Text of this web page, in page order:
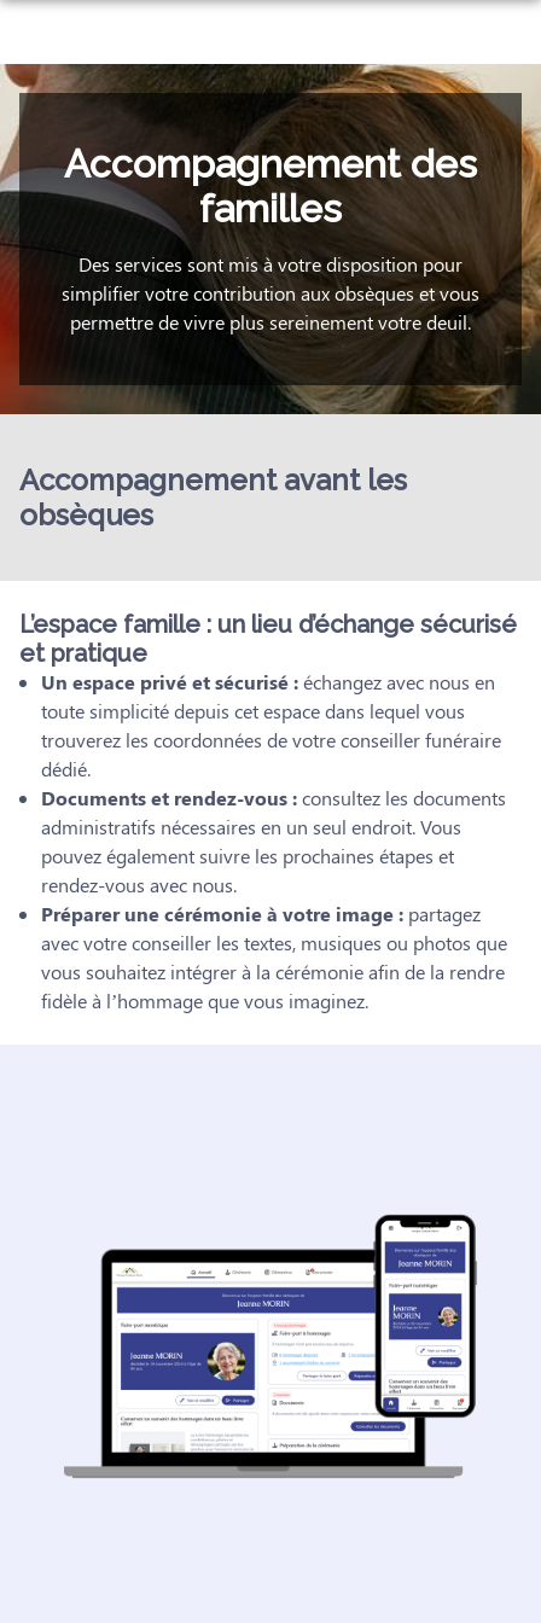
ORGANISER DES OBSÈQUES
PRÉVOIR SES OBSÈQUES
MONUMENTS FUNÉRAIRES
SERVICES AUX FAMILLES
NOTRE AGENCE
NOTRE CHAMBRE FUNERAIRE
NOTRE HISTOIRE
ESPACES HOMMAGES
Accompagnement des
familles
Des services sont mis à votre disposition pour
simplifier votre contribution aux obsèques et vous
permettre de vivre plus sereinement votre deuil.
Accompagnement avant les
obsèques
L’espace famille : un lieu d’échange sécurisé
et pratique
Un espace privé et sécurisé :échangez avec nous en
toute simplicité depuis cet espace dans lequel vous
trouverez les coordonnées de votre conseiller funéraire
dédié.
Documents et rendez-vous :consultez les documents
administratifs nécessaires en un seul endroit. Vous
pouvez également suivre les prochaines étapes et
rendez-vous avec nous.
Préparer une cérémonie à votre image : partagez
avec votre conseiller les textes, musiques ou photos que
vous souhaitez intégrer à la cérémonie afin de la rendre
fidèle à l’hommage que vous imaginez.